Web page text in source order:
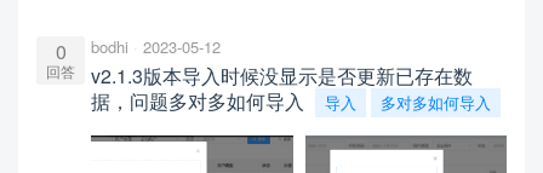
0
回答
bodhi 2023-05-12
v2.1.3版本导入时候没显示是否更新已存在数
据，问题多对多如何导入
导入 多对多如何导入